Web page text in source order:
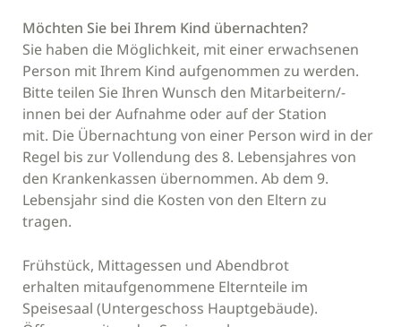
Möchten Sie bei Ihrem Kind übernachten?
Sie haben die Möglichkeit, mit einer erwachsenen
Person mit Ihrem Kind aufgenommen zu werden.
Bitte teilen Sie Ihren Wunsch den Mitarbeitern/-
innen bei der Aufnahme oder auf der Station
mit. Die Übernachtung von einer Person wird in der
Regel bis zur Vollendung des 8. Lebensjahres von
den Krankenkassen übernommen. Ab dem 9.
Lebensjahr sind die Kosten von den Eltern zu
tragen.
Frühstück, Mittagessen und Abendbrot
erhalten mitaufgenommene Elternteile im
Speisesaal (Untergeschoss Hauptgebäude).